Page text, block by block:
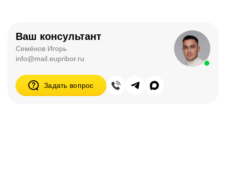
Ваш консультант
Семёнов Игорь
info@mail.eupribor.ru
Задать вопрос